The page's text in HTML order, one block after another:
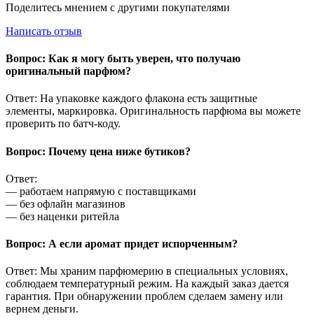
Поделитесь мнением с другими покупателями
Написать отзыв
Вопрос: Как я могу быть уверен, что получаю
оригинальный парфюм?
Ответ: На упаковке каждого флакона есть защитные
элементы, маркировка. Оригинальность парфюма вы можете
проверить по батч-коду.
Вопрос: Почему цена ниже бутиков?
Ответ:
— работаем напрямую с поставщиками
— без офлайн магазинов
— без наценки ритейла
Вопрос: А если аромат придет испорченным?
Ответ: Мы храним парфюмерию в специальных условиях,
соблюдаем температурный режим. На каждый заказ дается
гарантия. При обнаружении проблем сделаем замену или
вернем деньги.